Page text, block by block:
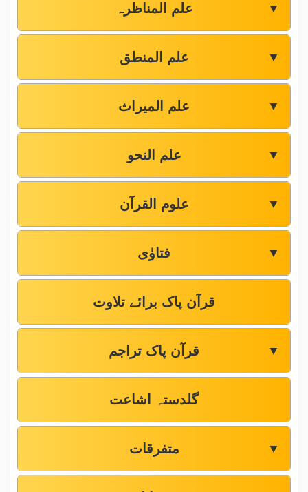
علم المناظرہ ▼
علم المنطق ▼
علم المیراث ▼
علم النحو ▼
علوم القرآن ▼
فتاوٰی ▼
قرآن پاک برائے تلاوت
قرآن پاک تراجم ▼
گلدستہ اشاعت
متفرقات ▼